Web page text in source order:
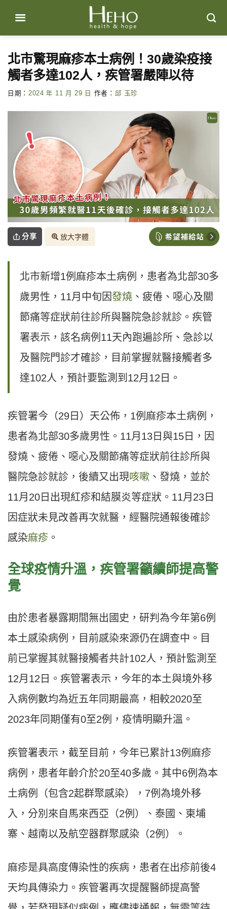
content
北市驚現麻疹本土病例！30歲染疫接
觸者多達102人，疾管署嚴陣以待
日期： 2024 年 11 月 29 日 作者： 邱 玉珍
分享 放大字體
北市新增1例麻疹本土病例，患者為北部30多
歲男性，11月中旬因發燒 、疲倦、噁心及關
節痛等症狀前往診所與醫院急診就診。疾管
署表示，該名病例11天內跑遍診所、急診以
及醫院門診才確診，目前掌握就醫接觸者多
達102人，預計要監測到12月12日。
疾管署今（29日）天公佈，1例麻疹本土病例，
患者為北部30多歲男性。11月13日與15日，因
發燒、疲倦、噁心及關節痛等症狀前往診所與
醫院急診就診，後續又出現咳嗽 、發燒，並於
11月20日出現紅疹和結膜炎等症狀。11月23日
因症狀未見改善再次就醫，經醫院通報後確診
感染麻疹 。
全球疫情升溫，疾管署籲續師提高警
覺
由於患者暴露期間無出國史，研判為今年第6例
本土感染病例，目前感染來源仍在調查中。目
前已掌握其就醫接觸者共計102人，預計監測至
12月12日。疾管署表示，今年的本土與境外移
入病例數均為近五年同期最高，相較2020至
2023年同期僅有0至2例，疫情明顯升溫。
疾管署表示，截至目前，今年已累計13例麻疹
病例，患者年齡介於20至40多歲。其中6例為本
土病例（包含2起群聚感染），7例為境外移
入，分別來自馬來西亞（2例）、泰國、柬埔
寨、越南以及航空器群聚感染（2例）。
麻疹是具高度傳染性的疾病，患者在出疹前後4
天均具傳染力。疾管署再次提醒醫師提高警